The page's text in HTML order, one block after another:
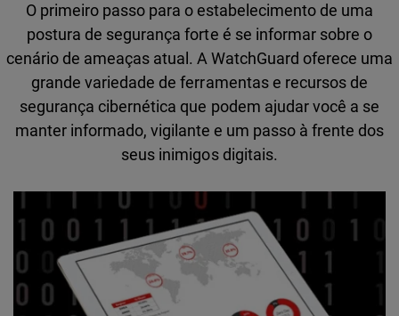
O primeiro passo para o estabelecimento de uma
postura de segurança forte é se informar sobre o
cenário de ameaças atual. A WatchGuard oferece uma
grande variedade de ferramentas e recursos de
segurança cibernética que podem ajudar você a se
manter informado, vigilante e um passo à frente dos
seus inimigos digitais.